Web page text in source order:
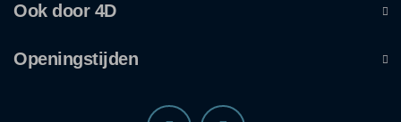
Ook door 4D
Openingstijden